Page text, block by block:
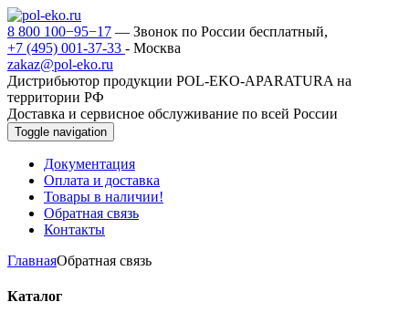
8 800 100−95−17 — Звонок по России бесплатный,
+7 (495) 001-37-33 - Москва
zakaz@pol-eko.ru
Дистрибьютор продукции POL-EKO-APARATURA на
территории РФ
Доставка и сервисное обслуживание по всей России
Toggle navigation
Документация
Оплата и доставка
Товары в наличии!
Обратная связь
Контакты
ГлавнаяОбратная связь
Каталог